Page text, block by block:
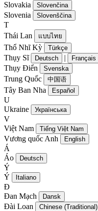
Slovakia
Slovenčina
Slovenia Slovenščina
T
Thái Lan
แบบไทย
Thổ Nhĩ Kỳ Türkçe
Thụy Sĩ Deutsch | Français
Thụy Điển Svenska
Trung Quốc 中国语
Tây Ban Nha Español
U
Ukraine
Українська
V
Việt Nam
Tiếng Việt Nam
Vương quốc Anh English
Á
Áo
Deutsch
Ý
Ý
Italiano
Đ
Đan Mạch
Dansk
Đài Loan Chinese (Traditional)